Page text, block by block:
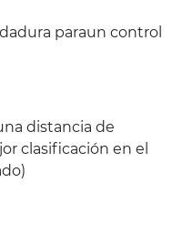
paraun control
distancia de
clasificación en el